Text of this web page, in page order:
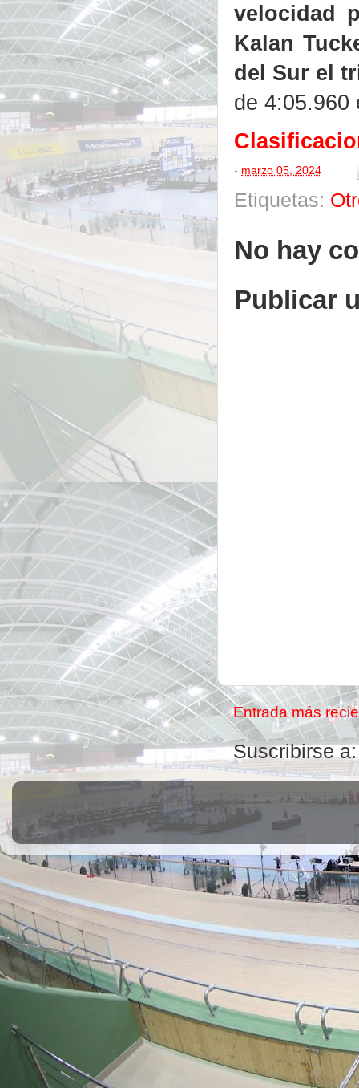
velocidad
Kalan
del Sur el
de 4:05.960
- marzo 05, 2024
Etiquetas:
No hay
Publicar
Entrada más
Suscribirse